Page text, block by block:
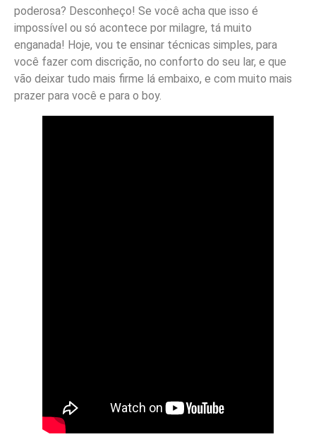
poderosa? Desconheço! Se você acha que isso é
impossível ou só acontece por milagre, tá muito
enganada! Hoje, vou te ensinar técnicas simples, para
você fazer com discrição, no conforto do seu lar, e que
vão deixar tudo mais firme lá embaixo, e com muito mais
prazer para você e para o boy.